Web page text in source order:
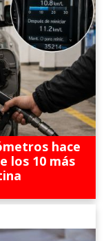
hace
los 10 más